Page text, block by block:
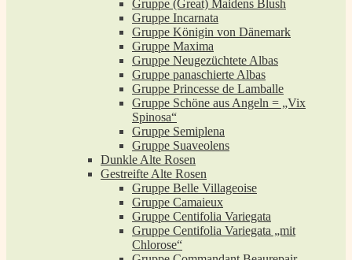
Gruppe (Great) Maidens Blush
Gruppe Incarnata
Gruppe Königin von Dänemark
Gruppe Maxima
Gruppe Neugezüchtete Albas
Gruppe panaschierte Albas
Gruppe Princesse de Lamballe
Gruppe Schöne aus Angeln = „Vix
Spinosa“
Gruppe Semiplena
Gruppe Suaveolens
Dunkle Alte Rosen
Gestreifte Alte Rosen
Gruppe Belle Villageoise
Gruppe Camaieux
Gruppe Centifolia Variegata
Gruppe Centifolia Variegata „mit
Chlorose“